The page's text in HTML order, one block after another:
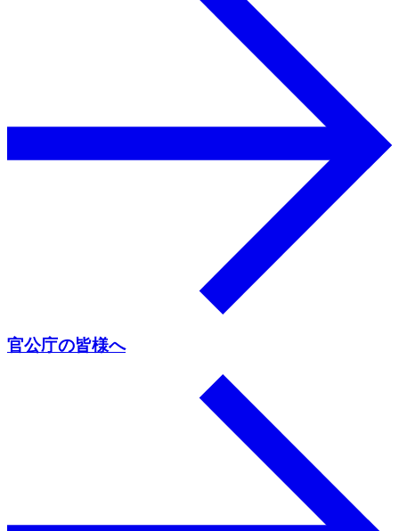
官公庁の皆様へ